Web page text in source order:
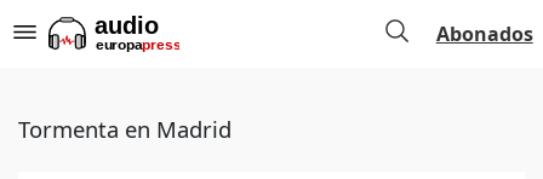
Abonados
Tormenta en Madrid